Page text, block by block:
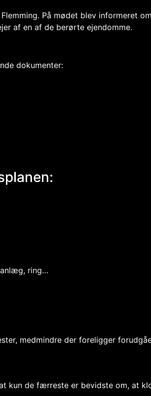
På mødet blev informeret
af en af de berørte ejendomme.
dokumenter:
ring…
medmindre der foreligger
kun de færreste er bevidste om, at